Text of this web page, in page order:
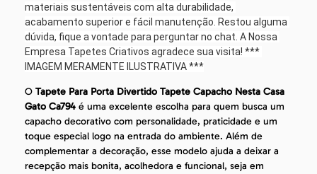
materiais sustentáveis com alta durabilidade,
acabamento superior e fácil manutenção. Restou alguma
dúvida, fique a vontade para perguntar no chat. A Nossa
Empresa Tapetes Criativos agradece sua visita! ***
IMAGEM MERAMENTE ILUSTRATIVA ***
O Tapete Para Porta Divertido Tapete Capacho Nesta Casa
Gato Ca794 é uma excelente escolha para quem busca um
capacho decorativo com personalidade, praticidade e um
toque especial logo na entrada do ambiente. Além de
complementar a decoração, esse modelo ajuda a deixar a
recepção mais bonita, acolhedora e funcional, seja em